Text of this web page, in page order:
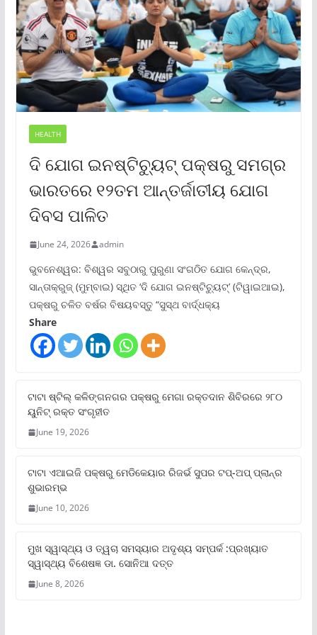
HEALTH
ଦି ଯୋଗ ଇନଷ୍ଟିଚ୍ୟୁଟ୍ ପକ୍ଷରୁ ସମଗ୍ର
ଭାରତରେ ୧୨ତମ ଆନ୍ତର୍ଜାତୀୟ ଯୋଗ
ଦିବସ ପାଳିତ
June 24, 2026 admin
ଭୁବନେଶ୍ୱର: ବିଶ୍ୱର ସବୁଠାରୁ ପୁରୁଣା ସଂଗଠିତ ଯୋଗ କେନ୍ଦ୍ର,
ସାନ୍ତାକ୍ରୁଜ୍ (ମୁମ୍ବାଇ) ସ୍ଥିତ ‘ଦି ଯୋଗ ଇନଷ୍ଟିଚ୍ୟୁଟ୍‌’ (ଟିୱାଇଆଇ),
ପକ୍ଷରୁ ଚଳିତ ବର୍ଷର ବିଷୟବସ୍ତୁ “ସୁସ୍ଥ ବାର୍ଦ୍ଧକ୍ୟ
Share
ଟାଟା ଷ୍ଟିଲ୍‌ କଳିଙ୍ଗନଗର ପକ୍ଷରୁ ମେଗା ରକ୍ତଦାନ ଶିବିରରେ ୨୮୦
ୟୁନିଟ୍‌ ରକ୍ତ ସଂଗୃହୀତ
June 19, 2026
ଟାଟା ଏଆଇଜି ପକ୍ଷରୁ ମେଡିକେୟାର ରିଜର୍ଭ ସୁପର ଟପ୍‌-ଅପ୍ ପ୍ଲାନ୍‌ର
ଶୁଭାରମ୍ଭ
June 10, 2026
ମୁଖ ସ୍ୱାସ୍ଥ୍ୟ ଓ ତ୍ୱଚା ସମସ୍ୟାର ଅଦୃଶ୍ୟ ସମ୍ପର୍କ :ପ୍ରଖ୍ୟାତ
ସ୍ୱାସ୍ଥ୍ୟ ବିଶେଷଜ୍ଞ ଡା. ସୋନିଆ ଦତ୍ତ
June 8, 2026